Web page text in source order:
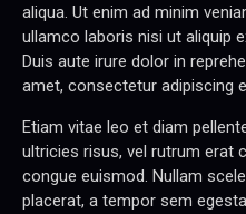
aliqua. Ut enim ad minim
ullamco laboris nisi ut aliquip
Duis aute irure dolor in
amet, consectetur adipiscing
Etiam vitae leo et diam
ultricies risus, vel rutrum erat
congue euismod. Nullam
placerat, a tempor sem